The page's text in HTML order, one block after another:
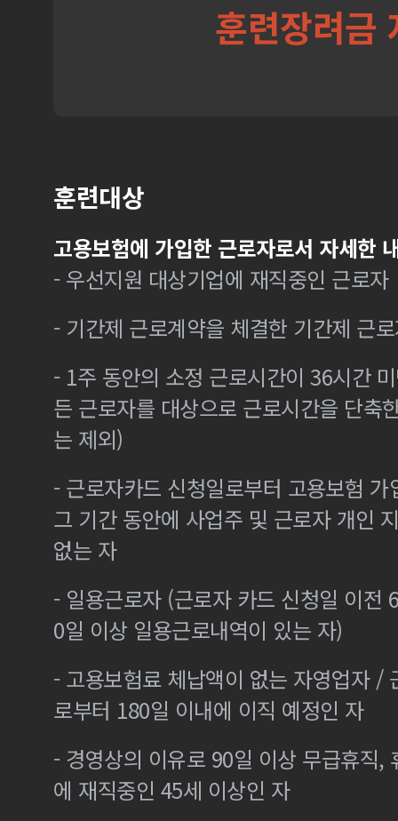
훈련장려금
훈련대상
고용보험에 가입한 근로자로서 자세한
- 우선지원 대상기업에 재직중인 근로자
- 기간제 근로계약을 체결한 기간제 근
- 1주 동안의 소정 근로시간이 36시간
든 근로자를 대상으로 근로시간을 단축
는 제외)
- 근로자카드 신청일로부터 고용보험
그 기간 동안에 사업주 및 근로자 개인
없는 자
- 일용근로자 (근로자 카드 신청일 이전
0일 이상 일용근로내역이 있는 자)
- 고용보험료 체납액이 없는 자영업자 /
로부터 180일 이내에 이직 예정인 자
- 경영상의 이유로 90일 이상 무급휴직,
에 재직중인 45세 이상인 자